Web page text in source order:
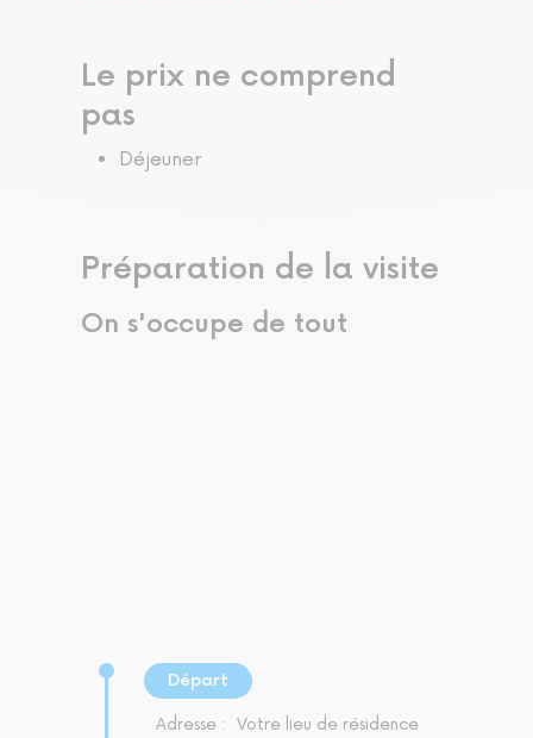
Le prix ne comprend
pas
Déjeuner
Préparation de la visite
On s'occupe de tout
Départ
Adresse : Votre lieu de résidence